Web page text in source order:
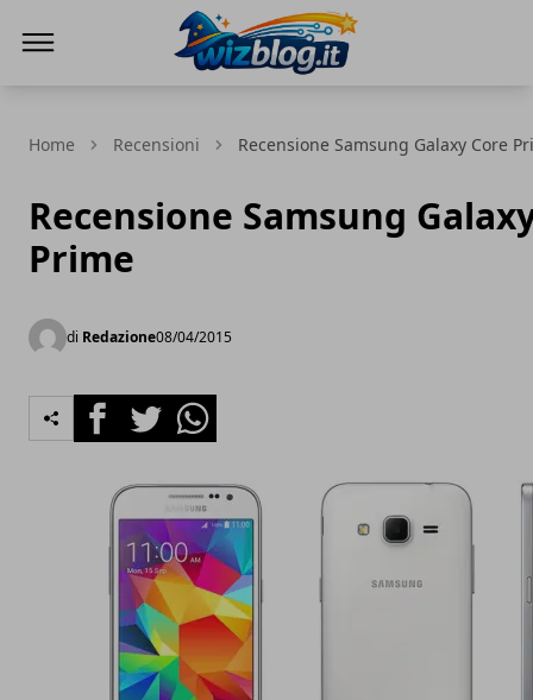
Home Recensioni Recensione Samsung Galaxy Core
Recensione Samsung
Prime
di Redazione08/04/2015
FacebookTwitterWhatsapp